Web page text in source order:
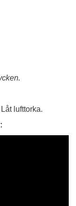
lufttorka.